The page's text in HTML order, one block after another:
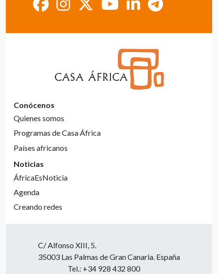
Conócenos
Quienes somos
Programas de Casa África
Países africanos
Noticias
ÁfricaEsNoticia
Agenda
Creando redes
C/ Alfonso XIII, 5.
35003 Las Palmas de Gran Canaria. España
Tel.: +34 928 432 800